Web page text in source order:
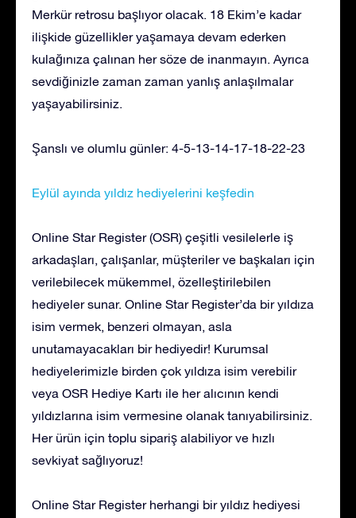
Merkür retrosu başlıyor olacak. 18 Ekim’e kadar
ilişkide güzellikler yaşamaya devam ederken
kulağınıza çalınan her söze de inanmayın. Ayrıca
sevdiğinizle zaman zaman yanlış anlaşılmalar
yaşayabilirsiniz.
Şanslı ve olumlu günler: 4-5-13-14-17-18-22-23
Eylül ayında yıldız hediyelerini keşfedin
Online Star Register (OSR) çeşitli vesilelerle iş
arkadaşları, çalışanlar, müşteriler ve başkaları için
verilebilecek mükemmel, özelleştirilebilen
hediyeler sunar. Online Star Register’da bir yıldıza
isim vermek, benzeri olmayan, asla
unutamayacakları bir hediyedir! Kurumsal
hediyelerimizle birden çok yıldıza isim verebilir
veya OSR Hediye Kartı ile her alıcının kendi
yıldızlarına isim vermesine olanak tanıyabilirsiniz.
Her ürün için toplu sipariş alabiliyor ve hızlı
sevkiyat sağlıyoruz!
Online Star Register herhangi bir yıldız hediyesi